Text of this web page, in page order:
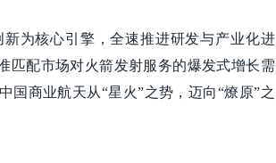
为核心引擎，全速推进研发与产业化进
匹配市场对火箭发射服务的爆发式增长需
国商业航天从“星火”之势，迈向“燎原”之